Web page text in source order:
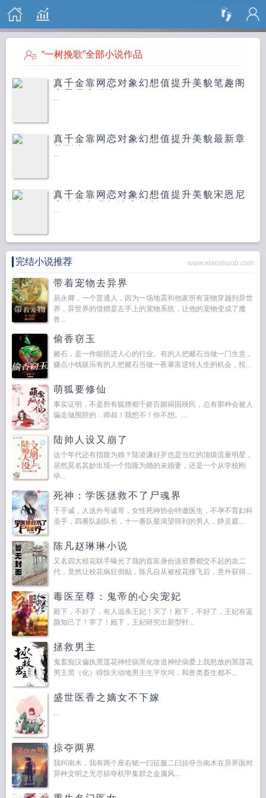
搜 索
“一树挽歌”全部小说作品
真千金靠网恋对象幻想值提升美貌笔趣阁
...
真千金靠网恋对象幻想值提升美貌最新章
...
真千金靠网恋对象幻想值提升美貌宋恩尼
...
完结小说推荐 www.xiaoshuob.com
带着宠物去异界
易永卿，一个普通人，因为一场地震和他家所有宠物穿越到异世
界，异世界的馈赠是左手上的宠物系统，让他的宠物变成了魔
兽...
偷香窃玉
赌石，是一件能照进人心的行业。有的人把赌石当做一门生意，
赚点小钱娱乐有的人把赌石当做一夜暴富逆转人生的机会，投...
萌狐要修仙
事实证明，不是所有狐狸都千娇百媚祸国殃民，总有那种会被人
骗走做围脖的…师叔！我想不！你不想。...
陆帅人设又崩了
这个年代还有指腹为婚？陆凌谦好歹也是当红的顶级流量明星，
居然莫名其妙出现一个指腹为婚的未婚妻，还是一个从学校刚
毕...
死神：学医拯救不了尸魂界
千手诚，人送外号诚哥，女性死神协会特邀医生，不孕不育妇科
圣手，四番队副队长，十一番队最渴望得到的男人，静灵庭...
陈凡赵琳琳小说
又名四大校花联手曝光了我的首富身份连班费都交不起的农二
代，竟然让校花疯狂倒贴，陈凡自从被校花撞飞后，意外获得...
毒医至尊：鬼帝的心尖宠妃
殿下，不好了，有人追杀王妃！灭了！殿下，不好了，王妃有蓝
颜知己了！宰了！殿下，王妃研究出新型针...
拯救男主
鬼畜痴汉偏执黑莲花神经病黑化攻道神经病爱上我怒放的黑莲花
男主黑（化）得惊天动地男主生平坎坷，和兽类畜生都不...
盛世医香之嫡女不下嫁
...
掠夺两界
我叫南木，我有两个座右铭一曰征服二曰掠夺当南木在异界面对
异种文明之无尽掠夺机甲集群之金属风...